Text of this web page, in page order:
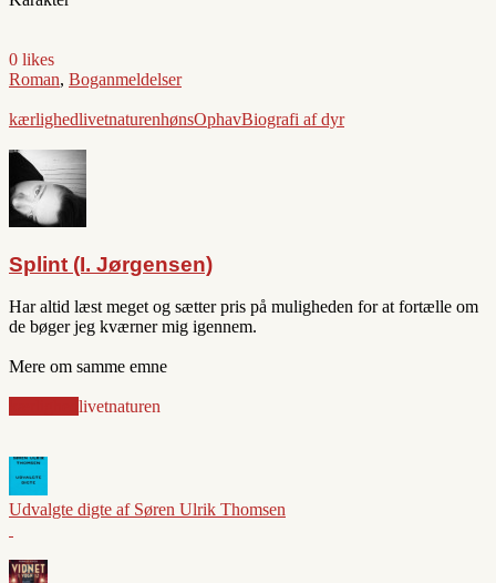
0 likes
Roman, Boganmeldelser
kærlighedlivetnaturenhønsOphavBiografi af dyr
Splint (I. Jørgensen)
Har altid læst meget og sætter pris på muligheden for at fortælle om
de bøger jeg kværner mig igennem.
Mere om samme emne
livetnaturen
Udvalgte digte af Søren Ulrik Thomsen